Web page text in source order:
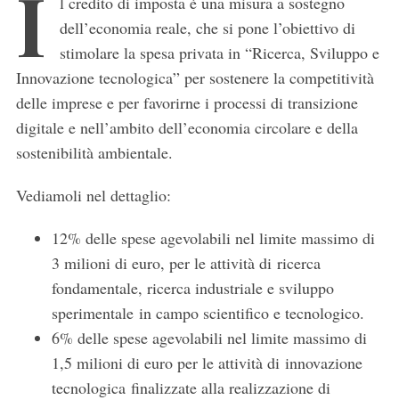
I
dell’economia reale, che si pone l’obiettivo di
stimolare la spesa privata in “Ricerca, Sviluppo e
Innovazione tecnologica” per sostenere la competitività
delle imprese e per favorirne i processi di transizione
digitale e nell’ambito dell’economia circolare e della
sostenibilità ambientale.
Vediamoli nel dettaglio:
12% delle spese agevolabili nel limite massimo di
3 milioni di euro, per le attività di ricerca
fondamentale, ricerca industriale e sviluppo
sperimentale in campo scientifico e tecnologico.
6% delle spese agevolabili nel limite massimo di
1,5 milioni di euro per le attività di innovazione
tecnologica finalizzate alla realizzazione di